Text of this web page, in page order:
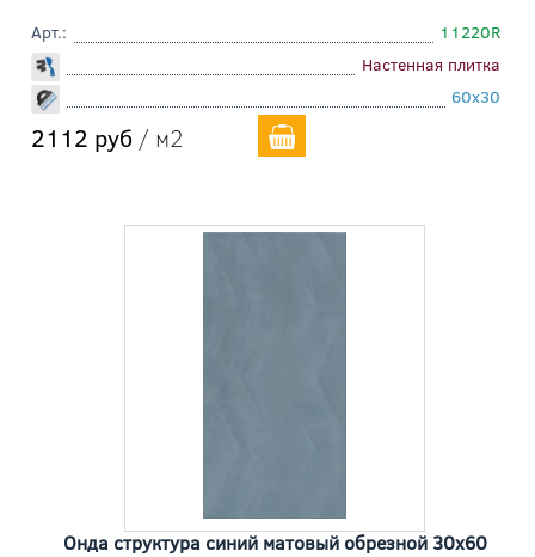
Арт.:
11220R
Настенная плитка
60x30
2112 руб / м2
Онда структура синий матовый обрезной 30x60